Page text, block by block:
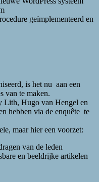
geïmplementeerd en
is het nu aan een
van te maken.
Lith, Hugo van Hengel en
hebben via de enquête te
maar hier een voorzet:
van de leden
en beeldrijke artikelen